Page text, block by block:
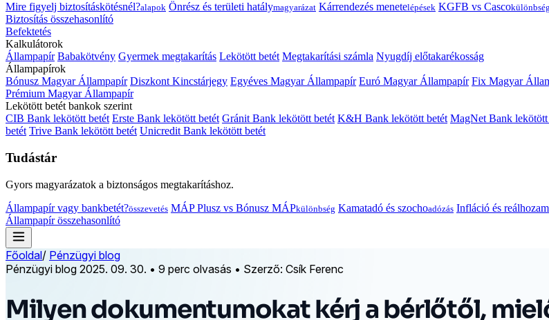
Mire figyelj biztosításkötésnél?alapok Önrész és területi hatálymagyarázat Kárrendezés menetelépések KGFB vs Cascokülönbség
Biztosítás összehasonlító
Befektetés
Kalkulátorok
Állampapír Babakötvény Gyermek megtakarítás Lekötött betét Megtakarítási számla Nyugdíj előtakarékosság
Állampapírok
Bónusz Magyar Állampapír Diszkont Kincstárjegy Egyéves Magyar Állampapír Euró Magyar Állampapír Fix Magyar
Prémium Magyar Állampapír
Lekötött betét bankok szerint
CIB Bank lekötött betét Erste Bank lekötött betét Gránit Bank lekötött betét K&H Bank lekötött betét MagNet Bank lekötött
betét Trive Bank lekötött betét Unicredit Bank lekötött betét
Tudástár
Gyors magyarázatok a biztonságos megtakarításhoz.
Állampapír vagy bankbetét?összevetés MÁP Plusz vs Bónusz MÁPkülönbség Kamatadó és szochoadózás Infláció és reálhozam
Állampapír összehasonlító
Főoldal/ Pénzügyi blog
Pénzügyi blog 2025. 09. 30. • 9 perc olvasás • Szerző: Csík Ferenc
Milyen dokumentumokat kérj a bérlőtől,